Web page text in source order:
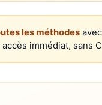
les méthodes
immédiat, sans